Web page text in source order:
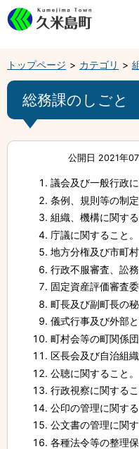
トップページ カテゴリ
総務課のしごと
公開日 2021年
議会及び一般行政に
条例、規則等の制
組織、機構に関する
庁議に関すること。
地方分権及び市町
行政不服審査、訟務
固定資産評価審査
町長及び副町長の
儀式行事及び外部
町村会等の町関係
区長会及び自治組織
公聴に関すること。
行政視察に関するこ
公印の管理に関する
公文書の管理に関す
各種法令等の整理